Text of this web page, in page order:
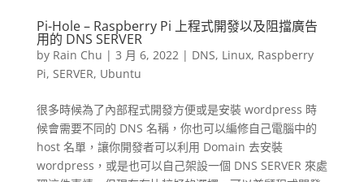
Pi-Hole – Raspberry Pi 上程式開發以及阻擋廣告
用的 DNS SERVER
by Rain Chu | 3 月 6, 2022 | DNS, Linux, Raspberry
Pi, SERVER, Ubuntu
很多時候為了內部程式開發方便或是安裝 wordpress 時
候會需要不同的 DNS 名稱，你也可以編修自己電腦中的
host 名單，讓你開發者可以利用 Domain 去安裝
wordpress，或是也可以自己架設一個 DNS SERVER 來處